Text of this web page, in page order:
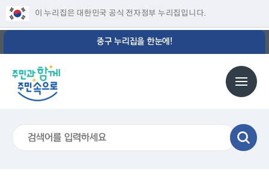
이 누리집은 대한민국 공식 전자정부 누리집입니다.
중구 누리집을 한눈에!